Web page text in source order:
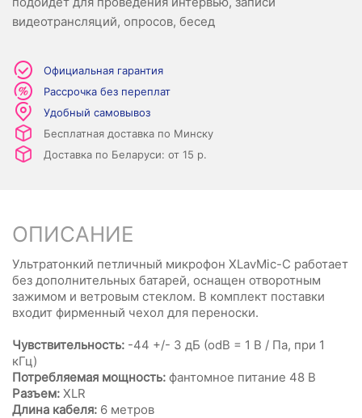
видеотрансляций, опросов, бесед
Официальная гарантия
Рассрочка без переплат
Удобный самовывоз
Бесплатная доставка по Минску
Доставка по Беларуси: от 15 р.
ОПИСАНИЕ
Ультратонкий петличный микрофон XLavMic-C работает
без дополнительных батарей, оснащен отворотным
зажимом и ветровым стеклом. В комплект поставки
входит фирменный чехол для переноски.
Чувствительность: -44 +/- 3 дБ (odB = 1 В / Па, при 1
кГц)
Потребляемая мощность: фантомное питание 48 В
Разъем: XLR
Длина кабеля: 6 метров